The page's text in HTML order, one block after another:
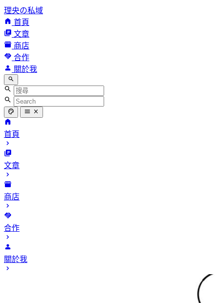
理央の私域
首頁
文章
商店
合作
關於我
首頁
文章
商店
合作
關於我